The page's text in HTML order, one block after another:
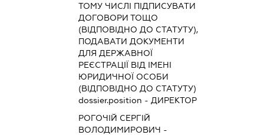
ТОМУ ЧИСЛІ ПІДПИСУВАТИ
ДОГОВОРИ ТОЩО
(ВІДПОВІДНО ДО СТАТУТУ),
ПОДАВАТИ ДОКУМЕНТИ
ДЛЯ ДЕРЖАВНОЇ
РЕЄСТРАЦІЇ ВІД ІМЕНІ
ЮРИДИЧНОЇ ОСОБИ
(ВІДПОВІДНО ДО СТАТУТУ)
dossier.position - ДИРЕКТОР
РОГОЧІЙ СЕРГІЙ
ВОЛОДИМИРОВИЧ -